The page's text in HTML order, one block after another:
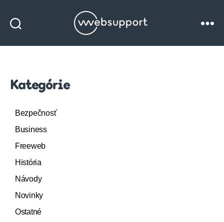
Websupport
Kategórie
Bezpečnosť
Business
Freeweb
História
Návody
Novinky
Ostatné